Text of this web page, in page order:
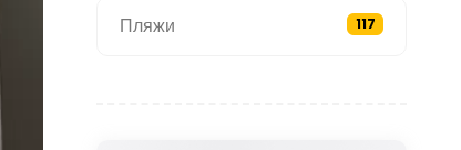
Пляжи 117